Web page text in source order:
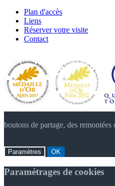
Plan d'accès
Liens
Réserver votre visite
Contact
boutons de partage, des
Paramètres OK
Paramétrages de cookies